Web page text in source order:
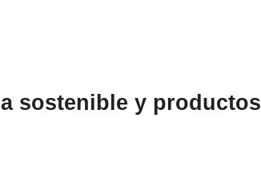
sostenible y productos